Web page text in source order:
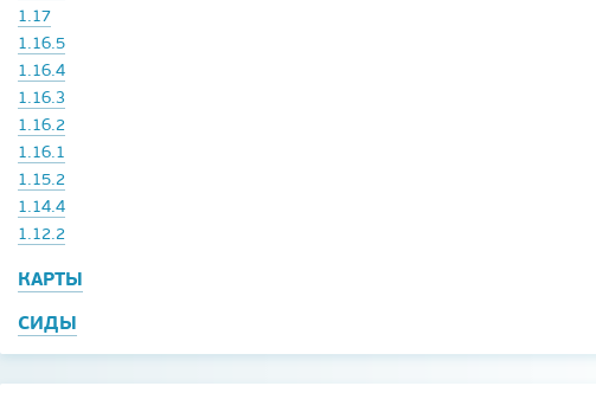
1.17
1.16.5
1.16.4
1.16.3
1.16.2
1.16.1
1.15.2
1.14.4
1.12.2
КАРТЫ
СИДЫ